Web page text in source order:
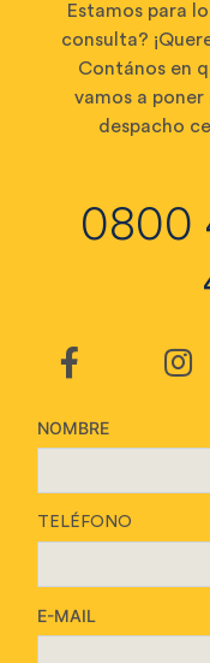
Estamos para
consulta?
Contános en
vamos a
despacho
0800
NOMBRE
TELÉFONO
E-MAIL